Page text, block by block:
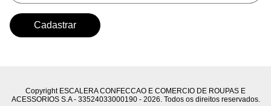
Copyright ESCALERA CONFECCAO E COMERCIO DE ROUPAS E
ACESSORIOS S.A - 33524033000190 - 2026. Todos os direitos reservados.